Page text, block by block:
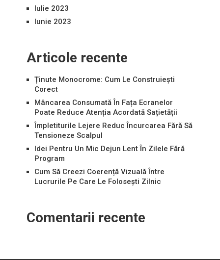
Iulie 2023
Iunie 2023
Articole recente
Ținute Monocrome: Cum Le Construiești
Corect
Mâncarea Consumată În Fața Ecranelor
Poate Reduce Atenția Acordată Sațietății
Împletiturile Lejere Reduc Încurcarea Fără Să
Tensioneze Scalpul
Idei Pentru Un Mic Dejun Lent În Zilele Fără
Program
Cum Să Creezi Coerență Vizuală Între
Lucrurile Pe Care Le Folosești Zilnic
Comentarii recente